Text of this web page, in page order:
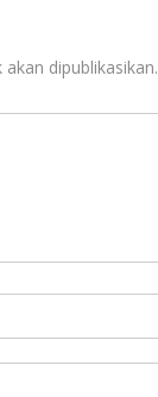
dipublikasikan.